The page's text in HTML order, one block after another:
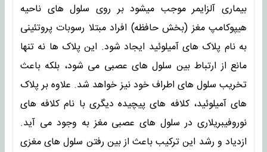
بیماری آلزایمر موجب میشود بر روی سلول های ناحیه
هیپوکامپ مغز (بخش حافظه) افراد مبتلا رسوبات پروتئینی
به نام پلاک های آمیلوئید ایجاد شود. این پلاک ها نه تنها
مانع از ارتباط بین سلول های عصبی می شود، بلکه باعث
تخریب سلول های اطراف خود نیز خواهد شد. علاوه بر پلاک
های آمیلوئید، کلافه های پیچیده دیگری با نام کلافه های
نوروفیبریلاری در سلول های عصبی مغز به وجود می آید.
ازدیاد و رشد این ترکیب باعث از بین رفتن سلول های مغزی